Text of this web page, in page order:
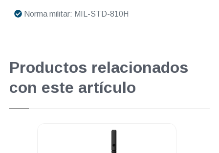
Norma militar: MIL-STD-810H
Productos relacionados
con este artículo